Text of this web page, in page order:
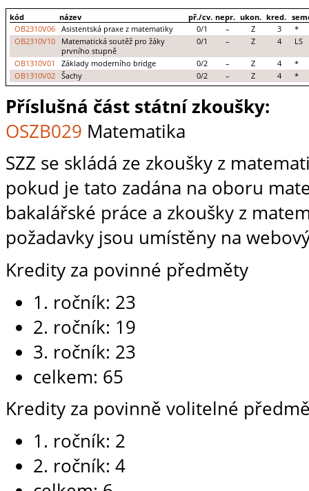
kód název př./cv. nepr. ukon. kred.
OB2310V06
Asistentská praxe z matematiky 0/1 – Z 3
*
OB2310V10
Matematická soutěž pro žáky
prvního stupně
0/1 – Z 4 LS
OB1310V01 Základy moderního bridge 0/2 – Z 4
*
OB1310V02
Šachy 0/2 – Z 4 *
Příslušná část státní zkoušky:
OSZB029 Matematika
SZZ se skládá ze zkoušky z
pokud je tato zadána na oboru
bakalářské práce a zkoušky z
požadavky jsou umístěny na
Kredity za povinné předměty
1. ročník: 23
2. ročník: 19
3. ročník: 23
celkem: 65
Kredity za povinně volitelné
1. ročník: 2
2. ročník: 4